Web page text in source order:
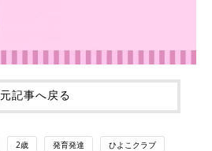
元記事へ戻る
2歳 発育発達 ひよこクラブ